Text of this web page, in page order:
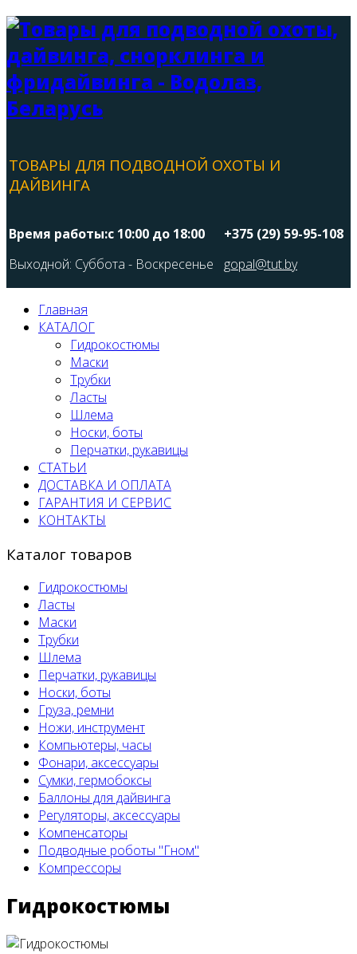
ТОВАРЫ ДЛЯ ПОДВОДНОЙ ОХОТЫ И
ДАЙВИНГА
Время работы:с 10:00 до 18:00
Выходной: Суббота - Воскресенье
+375 (29) 59-95-108
gopal@tut.by
Главная
КАТАЛОГ
Гидрокостюмы
Маски
Трубки
Ласты
Шлема
Носки, боты
Перчатки, рукавицы
СТАТЬИ
ДОСТАВКА И ОПЛАТА
ГАРАНТИЯ И СЕРВИС
КОНТАКТЫ
Каталог товаров
Гидрокостюмы
Ласты
Маски
Трубки
Шлема
Перчатки, рукавицы
Носки, боты
Груза, ремни
Ножи, инструмент
Компьютеры, часы
Фонари, аксессуары
Сумки, гермобоксы
Баллоны для дайвинга
Регуляторы, аксессуары
Компенсаторы
Подводные роботы "Гном"
Компрессоры
Гидрокостюмы